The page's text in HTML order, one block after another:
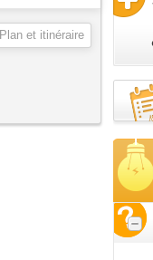
Plan et itinéraire